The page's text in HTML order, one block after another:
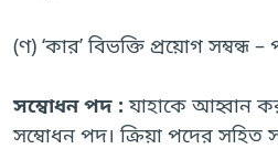
(ণ) ‘কার’ বিভক্তি প্রয়োগ সম্বন্ধ
সম্বোধন পদ :যাহাকে আহ্বান
সম্বোধন পদ। ক্রিয়া পদের সহিত